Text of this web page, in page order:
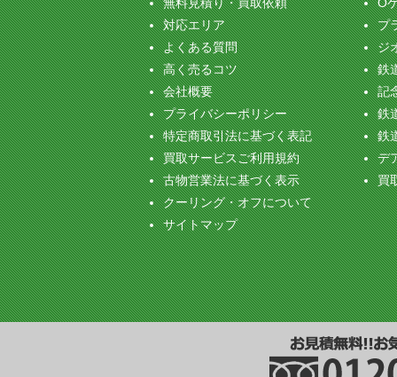
無料見積り・買取依頼
対応エリア
よくある質問
高く売るコツ
会社概要
プライバシーポリシー
特定商取引法に基づく表記
買取サービスご利用規約
古物営業法に基づく表示
クーリング・オフについて
サイトマップ
O
プ
ジ
鉄
記
鉄
鉄
デ
買